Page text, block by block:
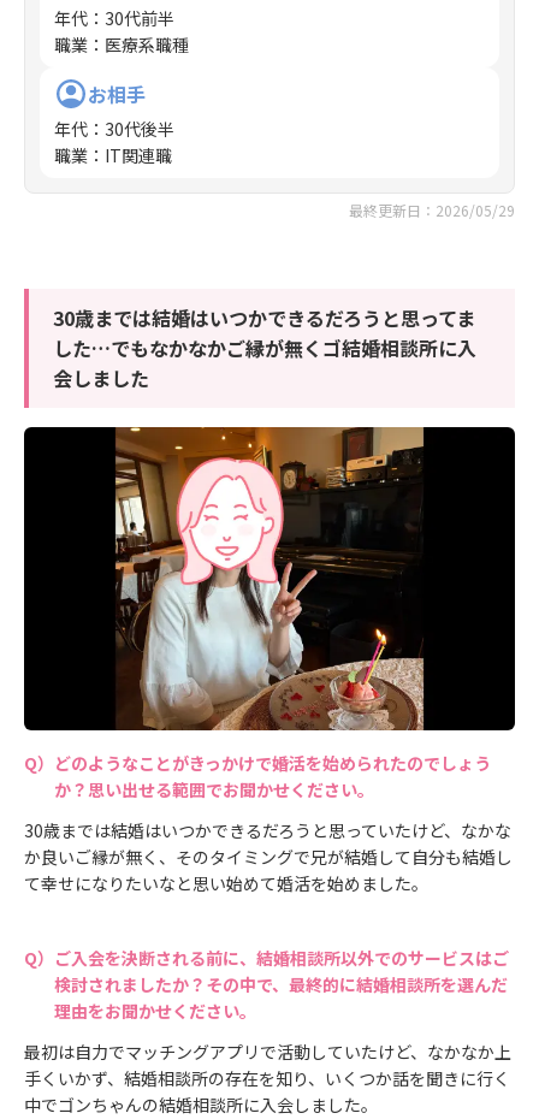
年代 ： 30代前半
職業 ： 医療系職種
お相手
年代 ： 30代後半
職業 ： IT関連職
最終更新日：2026/05/29
30歳までは結婚はいつかできるだろうと思ってま
した…でもなかなかご縁が無くゴ結婚相談所に入
会しました
どのようなことがきっかけで婚活を始められたのでしょう
か？思い出せる範囲でお聞かせください。
30歳までは結婚はいつかできるだろうと思っていたけど、なかな
か良いご縁が無く、そのタイミングで兄が結婚して自分も結婚し
て幸せになりたいなと思い始めて婚活を始めました。
ご入会を決断される前に、結婚相談所以外でのサービスはご
検討されましたか？その中で、最終的に結婚相談所を選んだ
理由をお聞かせください。
最初は自力でマッチングアプリで活動していたけど、なかなか上
手くいかず、結婚相談所の存在を知り、いくつか話を聞きに行く
中でゴンちゃんの結婚相談所に入会しました。